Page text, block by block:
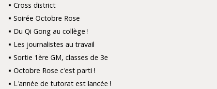
Cross district
Soirée Octobre Rose
Du Qi Gong au collège !
Les journalistes au travail
Sortie 1ère GM, classes de 3e
Octobre Rose c'est parti !
L'année de tutorat est lancée !